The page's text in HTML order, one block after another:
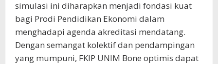
simulasi ini diharapkan menjadi fondasi kuat
bagi Prodi Pendidikan Ekonomi dalam
menghadapi agenda akreditasi mendatang.
Dengan semangat kolektif dan pendampingan
yang mumpuni, FKIP UNIM Bone optimis dapat